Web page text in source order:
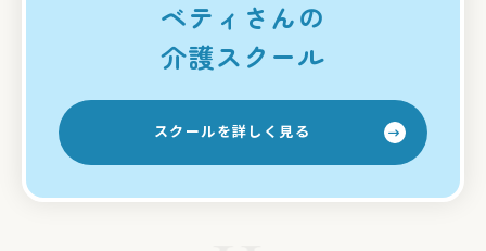
ベティさんの
介護スクール
スクールを詳しく見る